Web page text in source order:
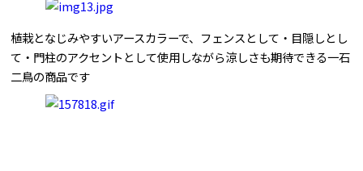
植栽となじみやすいアースカラーで、フェンスとして・目隠しとし
て・門柱のアクセントとして使用しながら涼しさも期待できる一石
二鳥の商品です